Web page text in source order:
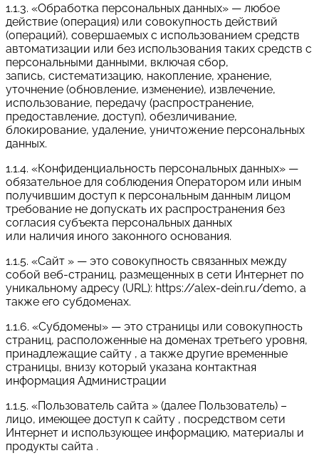
1.1.3. «Обработка персональных данных» — любое
действие (операция) или совокупность действий
(операций), совершаемых с использованием средств
автоматизации или без использования таких средств с
персональными данными, включая сбор,
запись, систематизацию, накопление, хранение,
уточнение (обновление, изменение), извлечение,
использование, передачу (распространение,
предоставление, доступ), обезличивание,
блокирование, удаление, уничтожение персональных
данных.
1.1.4. «Конфиденциальность персональных данных» —
обязательное для соблюдения Оператором или иным
получившим доступ к персональным данным лицом
требование не допускать их распространения без
согласия субъекта персональных данных
или наличия иного законного основания.
1.1.5. «Сайт » — это совокупность связанных между
собой веб-страниц, размещенных в сети Интернет по
уникальному адресу (URL): https://alex-dein.ru/demo, а
также его субдоменах.
1.1.6. «Субдомены» — это страницы или совокупность
страниц, расположенные на доменах третьего уровня,
принадлежащие сайту , а также другие временные
страницы, внизу который указана контактная
информация Администрации
1.1.5. «Пользователь сайта » (далее Пользователь) –
лицо, имеющее доступ к сайту , посредством сети
Интернет и использующее информацию, материалы и
продукты сайта .